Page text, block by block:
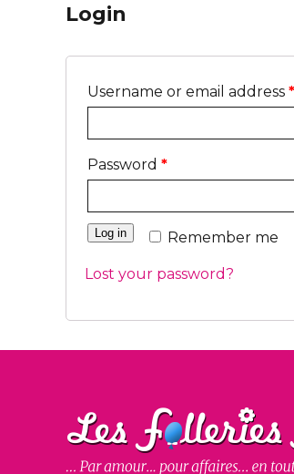
Login
Username or email address *
Password *
Remember me
Log in
Lost your password?